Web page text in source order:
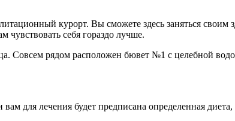
курорт. Вы сможете здесь заняться
чувствовать себя гораздо лучше.
Совсем рядом расположен бювет №1 с целебной
для лечения будет предписана определенная